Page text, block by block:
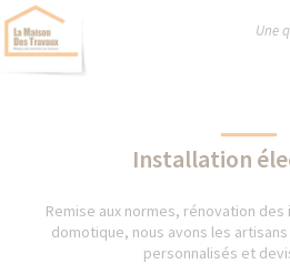
Une
Installation
Remise aux normes, rénovation
domotique, nous avons les
personnalisés et